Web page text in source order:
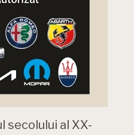
secolului al XX-